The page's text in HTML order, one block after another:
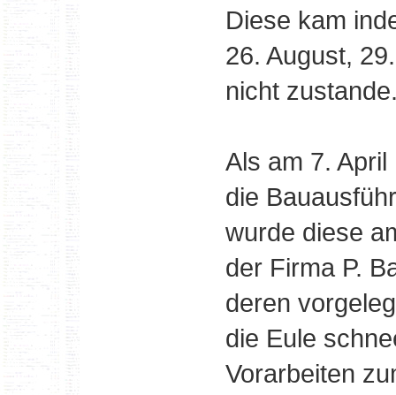
Diese kam
26. August,
nicht
Als am 7.
die
wurde diese
der Firma P.
deren
die Eule
Vorarbeiten